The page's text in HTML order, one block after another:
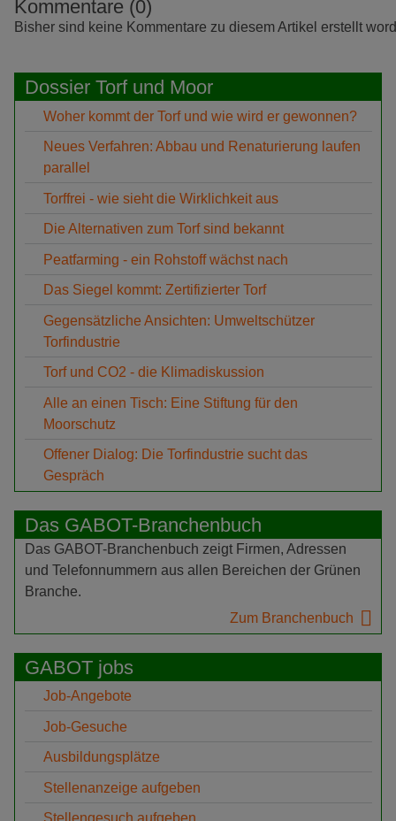
Kommentare (0)
Bisher sind keine Kommentare zu diesem Artikel erstellt
Dossier Torf und Moor
Woher kommt der Torf und wie wird er gewonnen?
Neues Verfahren: Abbau und Renaturierung laufen
parallel
Torffrei - wie sieht die Wirklichkeit aus
Die Alternativen zum Torf sind bekannt
Peatfarming - ein Rohstoff wächst nach
Das Siegel kommt: Zertifizierter Torf
Gegensätzliche Ansichten: Umweltschützer
Torfindustrie
Torf und CO2 - die Klimadiskussion
Alle an einen Tisch: Eine Stiftung für den
Moorschutz
Offener Dialog: Die Torfindustrie sucht das
Gespräch
Das GABOT-Branchenbuch
Das GABOT-Branchenbuch zeigt Firmen, Adressen
und Telefonnummern aus allen Bereichen der Grünen
Branche.
Zum Branchenbuch
GABOT jobs
Job-Angebote
Job-Gesuche
Ausbildungsplätze
Stellenanzeige aufgeben